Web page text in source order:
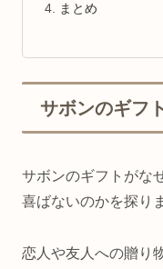
まとめ
サボンのギフ
サボンのギフトがな
喜ばないのかを探り
恋人や友人への贈り